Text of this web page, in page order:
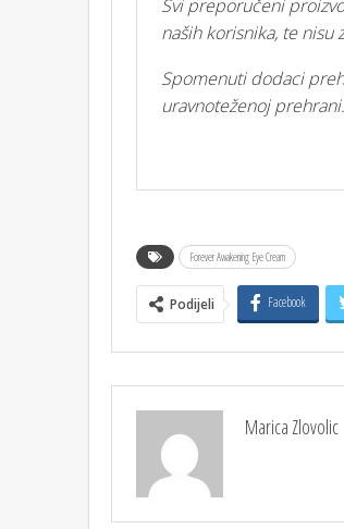
Svi preporučeni
naših korisnika, te
Spomenuti dodaci
uravnoteženoj prehrani.
Forever Awakening Eye Cream
Podijeli Facebook
Marica Zlovolic